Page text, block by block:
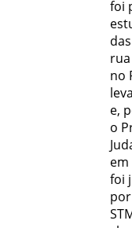
foi
no
e,
o
em
foi